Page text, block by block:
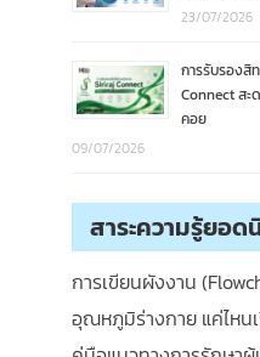
23/07/2026
การรับรองสิ
Connect สะ
คอย
09/07/2026
สาระความรู้ยอด
การเขียนผังงาน
อุณหภูมิร่างกาย แค่ไหน